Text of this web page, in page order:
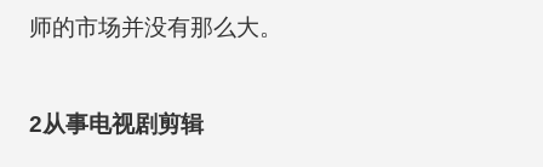
师的市场并没有那么大。
2从事电视剧剪辑